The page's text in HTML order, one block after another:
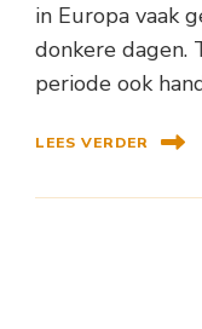
in Europa vaak
donkere dagen.
periode ook
LEES VERDER